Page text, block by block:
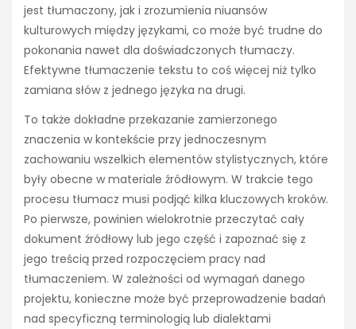
jest tłumaczony, jak i zrozumienia niuansów
kulturowych między językami, co może być trudne do
pokonania nawet dla doświadczonych tłumaczy.
Efektywne tłumaczenie tekstu to coś więcej niż tylko
zamiana słów z jednego języka na drugi.
To także dokładne przekazanie zamierzonego
znaczenia w kontekście przy jednoczesnym
zachowaniu wszelkich elementów stylistycznych, które
były obecne w materiale źródłowym. W trakcie tego
procesu tłumacz musi podjąć kilka kluczowych kroków.
Po pierwsze, powinien wielokrotnie przeczytać cały
dokument źródłowy lub jego część i zapoznać się z
jego treścią przed rozpoczęciem pracy nad
tłumaczeniem. W zależności od wymagań danego
projektu, konieczne może być przeprowadzenie badań
nad specyficzną terminologią lub dialektami